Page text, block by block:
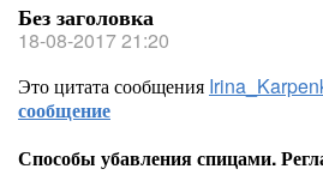
Без заголовка
18-08-2017 21:20
Это цитата сообщения
сообщение
Способы убавления спицами.